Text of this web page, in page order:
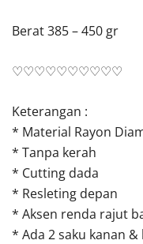
Berat 385 – 450 gr
♡♡♡♡♡♡♡♡♡♡
Keterangan :
* Material Rayon
* Tanpa kerah
* Cutting dada
* Resleting depan
* Aksen renda rajut
* Ada 2 saku kanan &